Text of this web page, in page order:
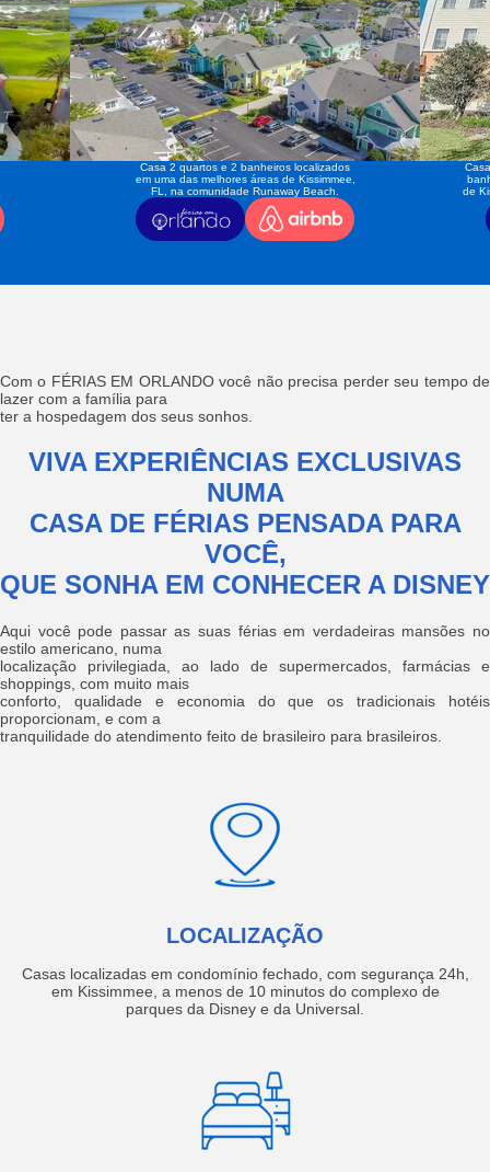
Casa 2 quartos e 2 banheiros localizados
em uma das melhores áreas de Kissimmee,
FL, na comunidade Runaway Beach.
de
Com o FÉRIAS EM ORLANDO você não precisa perder seu tempo de
lazer com a família para
ter a hospedagem dos seus sonhos.
VIVA EXPERIÊNCIAS EXCLUSIVAS
NUMA
CASA DE FÉRIAS PENSADA PARA
VOCÊ,
QUE SONHA EM CONHECER A DISNEY
Aqui você pode passar as suas férias em verdadeiras mansões no
estilo americano, numa
localização privilegiada, ao lado de supermercados, farmácias e
shoppings, com muito mais
conforto, qualidade e economia do que os tradicionais hotéis
proporcionam, e com a
tranquilidade do atendimento feito de brasileiro para brasileiros.
LOCALIZAÇÃO
Casas localizadas em condomínio fechado, com segurança 24h,
em Kissimmee, a menos de 10 minutos do complexo de
parques da Disney e da Universal.